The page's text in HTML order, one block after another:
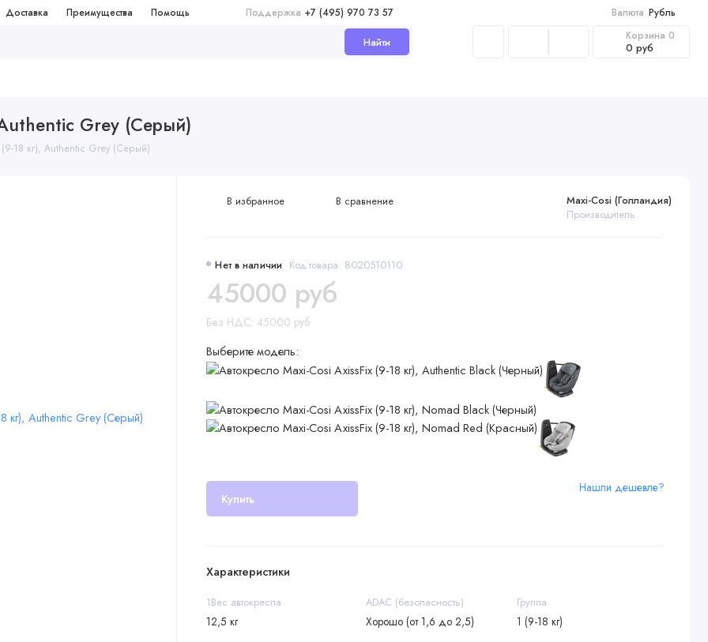
Доставка Преимущества Помощь Поддержка +7 (495) 970 73 57 Валюта Рубль
Найти Корзина 0
0 руб
Grey (Серый)
18 кг), Authentic Grey (Серый)
Нет в наличии Код товара: 8020510110
Maxi-Cosi (Голландия)
Производитель
45000 руб
Без НДС: 45000 руб
Выберите модель:
Купить
Нашли дешевле?
В избранное В сравнение
Характеристики
1Вес автокресла
12,5 кг
ADAC (безопасность)
Хорошо (от 1,6 до 2,5)
Группа
1 (9-18 кг)